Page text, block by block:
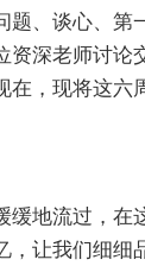
题、谈心、第
资深老师讨论
，现将这六
缓地流过，在
，让我们细细